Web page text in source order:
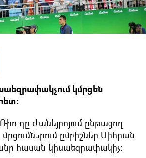
կմրցեն
Ռիո դը Ժանեյրոյում ընթացող
ըմբիշներ Միհրան
հասան կիսաեզրափակիչ: